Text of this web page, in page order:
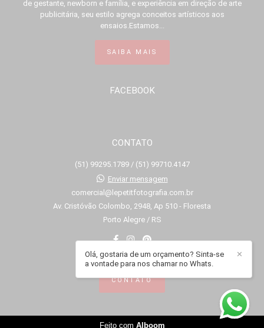
de gestante, newborn e família, e experiência em direção de arte
publicitária, seu estilo agrega conceitos artísticos aos
ensaios.Estamos...
SAIBA MAIS
FACEBOOK
CONTATO
(51) 99295.1789 / (51) 99710.4147
Enviar mensagem
comercial@lepetitfotografia.com.br
Av. Cristóvão Colombo, 2948, Ap 510 - Floresta
Porto Alegre / RS
CONTATO
✕
Olá, gostaria de um orçamento? Sinta-se
a vontade para nos chamar no Whats.
Feito com Alboom